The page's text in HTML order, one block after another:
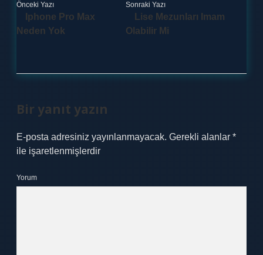
Önceki Yazı
Iphone Pro Max
Neden Yok
Sonraki Yazı
Lise Mezunları Imam
Olabilir Mi
Bir yanıt yazın
E-posta adresiniz yayınlanmayacak. Gerekli alanlar *
ile işaretlenmişlerdir
Yorum